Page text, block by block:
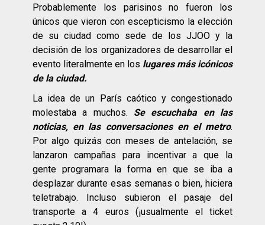
Probablemente los parisinos no fueron los
únicos que vieron con escepticismo la elección
de su ciudad como sede de los JJOO y la
decisión de los organizadores de desarrollar el
evento literalmente en los lugares más icónicos
de la ciudad.
La idea de un París caótico y congestionado
molestaba a muchos. Se escuchaba en las
noticias, en las conversaciones en el metro.
Por algo quizás con meses de antelación, se
lanzaron campañas para incentivar a que la
gente programara la forma en que se iba a
desplazar durante esas semanas o bien, hiciera
teletrabajo. Incluso subieron el pasaje del
transporte a 4 euros (¡usualmente el ticket